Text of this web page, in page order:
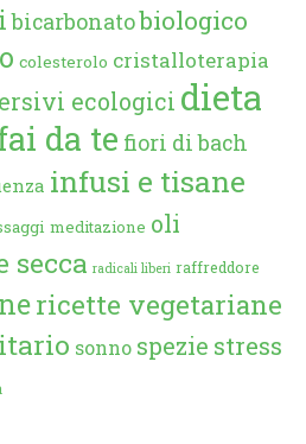
bicarbonatobiologico
colesterolo cristalloterapia
ecologici dieta
da te fiori di bach
infusi e tisane
meditazione oli
secca radicali liberi raffreddore
ricette vegetariane
sonno spezie stress